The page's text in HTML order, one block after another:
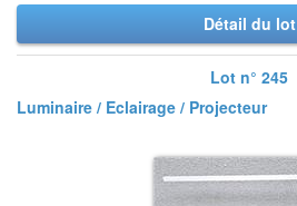
Détail du lot
Lot n° 245
Luminaire / Eclairage / Projecteur